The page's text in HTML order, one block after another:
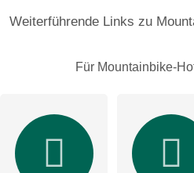
E-Mail-Adresse (wird nicht
Hiermit akzeptiere ich die
Weiterführende Links zu
Für Mountainbike-